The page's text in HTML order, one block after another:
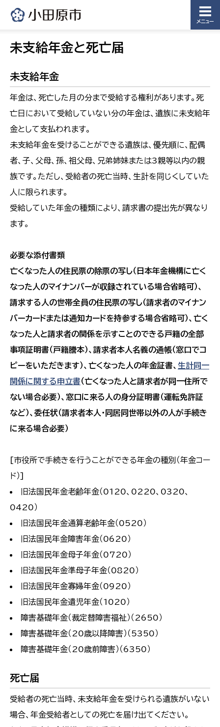
メニュー
未支給年金と死亡届
未支給年金
年金は、死亡した月の分まで受給する権利があります。死
亡日において受給していない分の年金は、遺族に未支給年
金として支払われます。
未支給年金を受けることができる遺族は、優先順に、配偶
者、子、父母、孫、祖父母、兄弟姉妹または3親等以内の親
族です。ただし、受給者の死亡当時、生計を同じくしていた
人に限られます。
受給していた年金の種類により、請求書の提出先が異なり
ます。
必要な添付書類
亡くなった人の住民票の除票の写し（日本年金機構に亡く
なった人のマイナンバーが収録されている場合省略可）、
請求する人の世帯全員の住民票の写し（請求者のマイナン
バーカードまたは通知カードを持参する場合省略可）、亡く
なった人と請求者の関係を示すことのできる戸籍の全部
事項証明書（戸籍謄本）、請求者本人名義の通帳（窓口でコ
ピーをいただきます）、亡くなった人の年金証書、 生計同一
関係に関する申立書（亡くなった人と請求者が同一住所で
ない場合必要）、窓口に来る人の身分証明書（運転免許証
など）、委任状（請求者本人・同居同世帯以外の人が手続き
に来る場合必要）
[市役所で手続きを行うことができる年金の種別（年金コー
ド）]
旧法国民年金老齢年金（0120、0220、0320、
0420）
旧法国民年金通算老齢年金（0520）
旧法国民年金障害年金（0620）
旧法国民年金母子年金（0720）
旧法国民年金準母子年金（0820）
旧法国民年金寡婦年金（0920）
旧法国民年金遺児年金（1020）
障害基礎年金（裁定替障害福祉）（2650）
障害基礎年金（20歳以降障害）（5350）
障害基礎年金（20歳前障害）（6350）
死亡届
受給者の死亡当時、未支給年金を受けられる遺族がいない
場合、年金受給者としての死亡を届け出てください。